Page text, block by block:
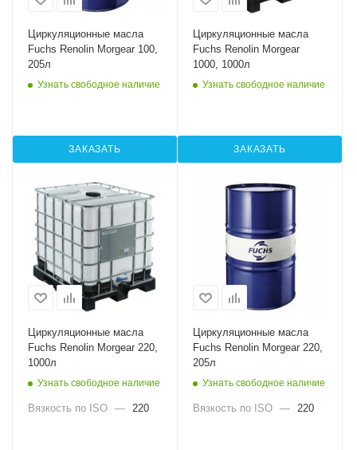
Циркуляционные масла
Fuchs Renolin Morgear 100,
205л
Узнать свободное наличие
ЗАКАЗАТЬ
Циркуляционные масла
Fuchs Renolin Morgear
1000, 1000л
Узнать свободное наличие
ЗАКАЗАТЬ
Циркуляционные масла
Fuchs Renolin Morgear 220,
1000л
Узнать свободное наличие
Вязкость по ISO — 220
Циркуляционные масла
Fuchs Renolin Morgear 220,
205л
Узнать свободное наличие
Вязкость по ISO — 220